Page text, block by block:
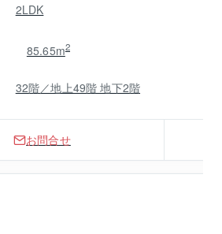
2LDK
85.65m2
32階／地上49階 地下2階
お問合せ